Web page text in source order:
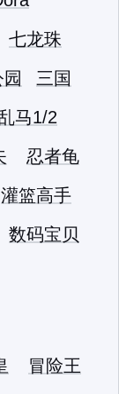
七龙珠
三国
马1/2
忍者龟
灌篮高手
数码宝贝
冒险王